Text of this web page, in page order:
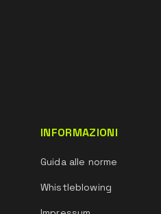
INFORMAZIONI
Guida alle norme
Whistleblowing